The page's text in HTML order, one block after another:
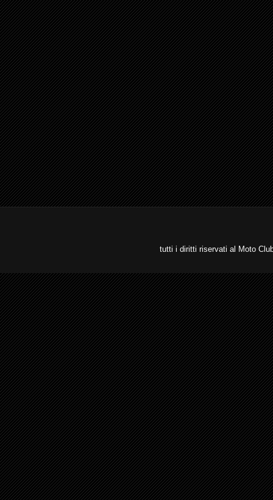
tutti i diritti riservati al Moto